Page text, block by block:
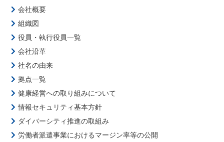
会社概要
組織図
役員・執行役員一覧
会社沿革
社名の由来
拠点一覧
健康経営への取り組みについて
情報セキュリティ基本方針
ダイバーシティ推進の取組み
労働者派遣事業におけるマージン率等の公開